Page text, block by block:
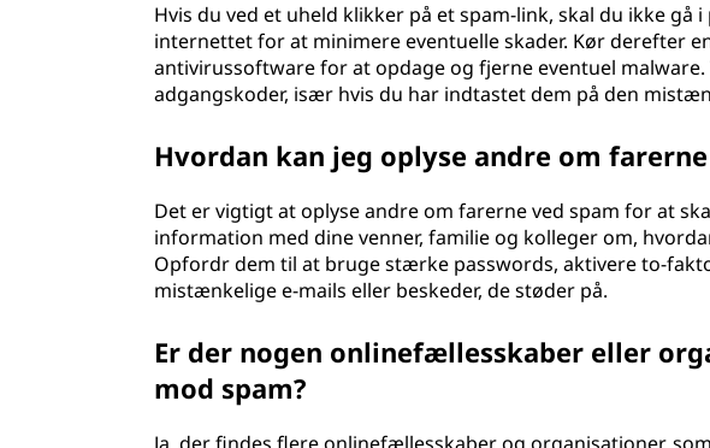
Hvis du ved et uheld klikker på et spam-link, skal du ikke
internettet for at minimere eventuelle skader. Kør derefter
antivirussoftware for at opdage og fjerne eventuel
adgangskoder, især hvis du har indtastet dem på den
Hvordan kan jeg oplyse andre om
Det er vigtigt at oplyse andre om farerne ved spam for at
information med dine venner, familie og kolleger om,
Opfordr dem til at bruge stærke passwords, aktivere to-
mistænkelige e-mails eller beskeder, de støder på.
Er der nogen onlinefællesskaber eller
mod spam?